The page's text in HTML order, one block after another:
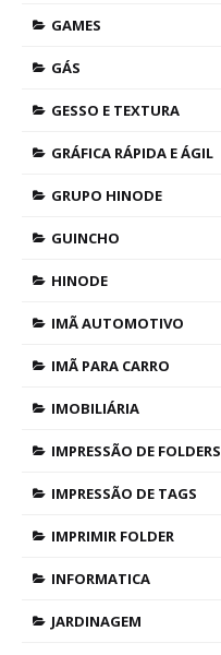
GAMES
GÁS
GESSO E TEXTURA
GRÁFICA RÁPIDA E ÁGIL
GRUPO HINODE
GUINCHO
HINODE
IMÃ AUTOMOTIVO
IMÃ PARA CARRO
IMOBILIÁRIA
IMPRESSÃO DE FOLDERS
IMPRESSÃO DE TAGS
IMPRIMIR FOLDER
INFORMATICA
JARDINAGEM